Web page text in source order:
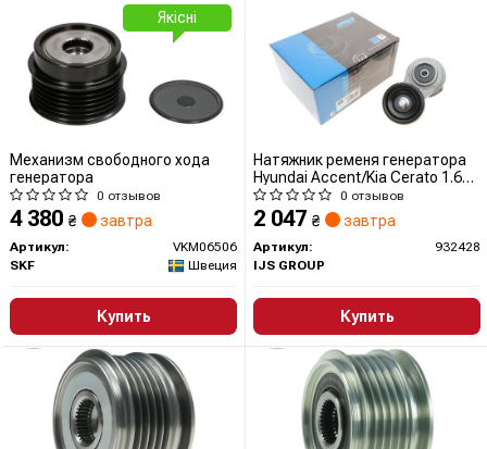
Механизм свободного хода
генератора
0 отзывов
4 380 ₴ завтра
Артикул:
VKM06506
SKF
Швеция
Купить
Якісні
Натяжник ременя генератора
Hyundai Accent/Kia Cerato 1.6
CVVT 04- 932428 IJS
0 отзывов
2 047 ₴ завтра
Артикул:
932428
IJS GROUP
Купить